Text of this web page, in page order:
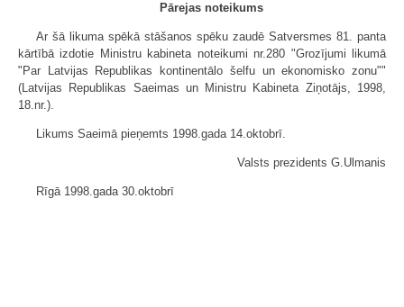
Pārejas noteikums
Ar šā likuma spēkā stāšanos spēku zaudē Satversmes 81. panta
kārtībā izdotie Ministru kabineta noteikumi nr.280 "Grozījumi likumā
"Par Latvijas Republikas kontinentālo šelfu un ekonomisko zonu""
(Latvijas Republikas Saeimas un Ministru Kabineta Ziņotājs, 1998,
18.nr.).
Likums Saeimā pieņemts 1998.gada 14.oktobrī.
Valsts prezidents G.Ulmanis
Rīgā 1998.gada 30.oktobrī